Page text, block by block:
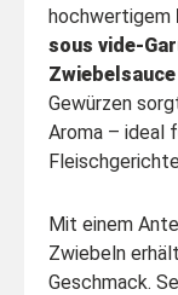
hochwertigem
sous vide-
Zwiebelsauce
Gewürzen
Aroma – ideal
Mit einem
Zwiebeln
Geschmack.